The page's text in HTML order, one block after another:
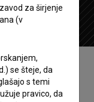
za širjenje
(v
se šteje, da
s temi
pravico, da